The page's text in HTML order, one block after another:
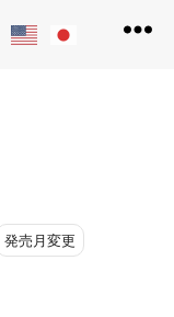
発売月変更